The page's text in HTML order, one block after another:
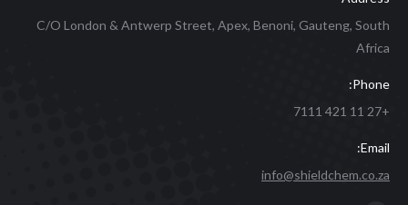
C/O London & Antwerp Street, Apex, Benoni, Gauteng, South
Africa
Phone:
+27 11 421 7111
Email:
info@shieldchem.co.za